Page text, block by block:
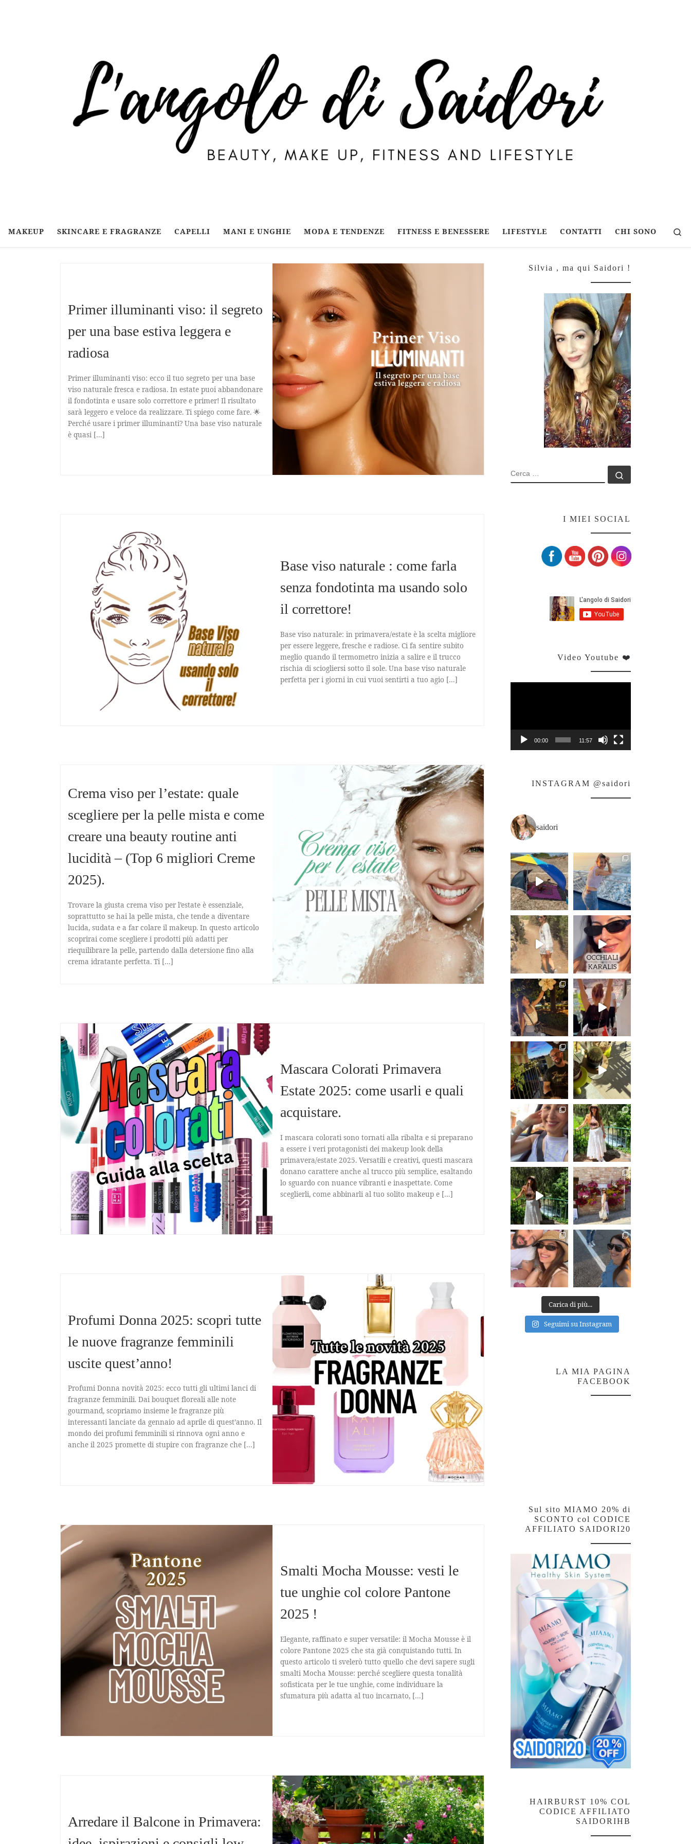
MAKEUP SKINCARE E FRAGRANZE CAPELLI MANI E UNGHIE MODA E TENDENZE FITNESS E BENESSERE LIFESTYLE CONTATTI CHI SONO
Primer illuminanti viso: il segreto
per una base estiva leggera e
radiosa
Primer illuminanti viso: ecco il tuo segreto per una base
viso naturale fresca e radiosa. In estate puoi abbandonare
il fondotinta e usare solo correttore e primer! Il risultato
sarà leggero e veloce da realizzare. Ti spiego come fare. 🌟
Perché usare i primer illuminanti? Una base viso naturale
è quasi […]
Base viso naturale : come farla
senza fondotinta ma usando solo
il correttore!
Base viso naturale: in primavera/estate è la scelta migliore
per essere leggere, fresche e radiose. Ci fa sentire subito
meglio quando il termometro inizia a salire e il trucco
rischia di sciogliersi sotto il sole. Una base viso naturale
perfetta per i giorni in cui vuoi sentirti a tuo agio […]
Crema viso per l’estate: quale
scegliere per la pelle mista e come
creare una beauty routine anti
lucidità – (Top 6 migliori Creme
2025).
Trovare la giusta crema viso per l’estate è essenziale,
soprattutto se hai la pelle mista, che tende a diventare
lucida, sudata e a far colare il makeup. In questo articolo
scoprirai come scegliere i prodotti più adatti per
riequilibrare la pelle, partendo dalla detersione fino alla
crema idratante perfetta. Ti […]
Mascara Colorati Primavera
Estate 2025: come usarli e quali
acquistare.
I mascara colorati sono tornati alla ribalta e si preparano
a essere i veri protagonisti dei makeup look della
primavera/estate 2025. Versatili e creativi, questi mascara
donano carattere anche al trucco più semplice, esaltando
lo sguardo con nuance vibranti e inaspettate. Come
sceglierli, come abbinarli al tuo solito makeup e […]
Profumi Donna 2025: scopri tutte
le nuove fragranze femminili
uscite quest’anno!
Profumi Donna novità 2025: ecco tutti gli ultimi lanci di
fragranze femminili. Dai bouquet floreali alle note
gourmand, scopriamo insieme le fragranze più
interessanti lanciate da gennaio ad aprile di quest’anno. Il
mondo dei profumi femminili si rinnova ogni anno e
anche il 2025 promette di stupire con fragranze che […]
Smalti Mocha Mousse: vesti le
tue unghie col colore Pantone
2025 !
Elegante, raffinato e super versatile: il Mocha Mousse è il
colore Pantone 2025 che sta già conquistando tutti. In
questo articolo ti svelerò tutto quello che devi sapere sugli
smalti Mocha Mousse: perché scegliere questa tonalità
sofisticata per le tue unghie, come individuare la
sfumatura più adatta al tuo incarnato, […]
Arredare il Balcone in Primavera:
Silvia , ma qui Saidori !
CERCA
I MIEI SOCIAL
Video Youtube ❤️
00:00 11:57
INSTAGRAM @saidori
saidori
Carica di più...
Seguimi su Instagram
LA MIA PAGINA
FACEBOOK
Sul sito MIAMO 20% di
SCONTO col CODICE
AFFILIATO SAIDORI20
HAIRBURST 10% COL
CODICE AFFILIATO
SAIDORIHB